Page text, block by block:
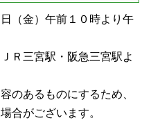
（金）午前１０時より午
Ｒ三宮駅・阪急三宮駅よ
のあるものにするため、
合がございます。